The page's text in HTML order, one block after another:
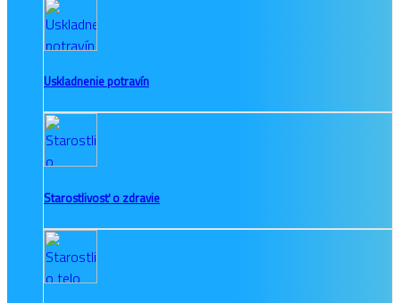
Uskladnenie potravín
Starostlivosť o zdravie